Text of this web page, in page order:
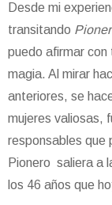
Desde mi
transitando
puedo afirmar con
magia. Al mirar
anteriores, se
mujeres valiosas,
responsables que
Pionero saliera a
los 46 años que